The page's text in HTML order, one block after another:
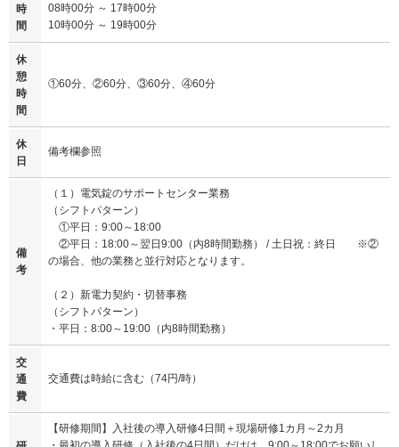
時
間
08時00分 ～ 17時00分
10時00分 ～ 19時00分
休
憩
時
間
①60分、②60分、③60分、④60分
休
日
備考欄参照
備
考
（１）電気錠のサポートセンター業務
（シフトパターン）
①平日：9:00～18:00
②平日：18:00～翌日9:00（内8時間勤務） / 土日祝：終日 ※②
の場合、他の業務と並行対応となります。
（２）新電力契約・切替事務
（シフトパターン）
・平日：8:00～19:00（内8時間勤務）
交
通
費
交通費は時給に含む（74円/時）
【研修期間】入社後の導入研修4日間＋現場研修1カ月～2カ月